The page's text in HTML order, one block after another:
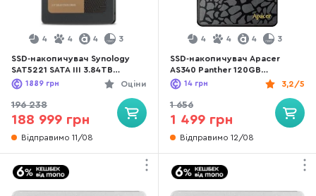
4 4 4 3
SSD-накопичувач Synology
SAT5221 SATA III 3.84TB
(SAT5221-3840G)
Оціни
1889 грн
196 238
188 999 грн
Відправимо 11/08
4 4 4 3
SSD-накопичувач Apacer
AS340 Panther 120GB
(AP120GAS340G-1)
3,2/5
14 грн
1 656
1 499 грн
Відправимо 12/08